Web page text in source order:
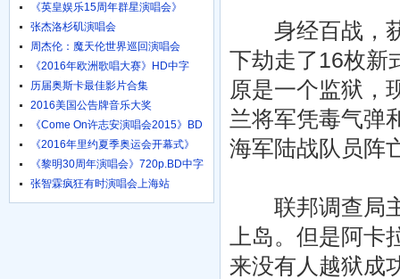
身经百战，获
下劫走了16枚新
原是一个监狱，
兰将军凭毒气弹
海军陆战队员阵
联邦调查局主
上岛。但是阿卡
来没有人越狱成
《英皇娱乐15周年群星演唱会》
720p.BD粤语中字
张杰洛杉矶演唱会
周杰伦：魔天伦世界巡回演唱会
《2016年欧洲歌唱大赛》HD中字
1024高清
历届奥斯卡最佳影片合集
2016美国公告牌音乐大奖
《Come On许志安演唱会2015》BD
粤语中字
《2016年里约夏季奥运会开幕式》
HD国语
《黎明30周年演唱会》720p.BD中字
张智霖疯狂有时演唱会上海站